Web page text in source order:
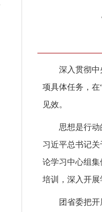
深入贯彻
项具体任务，
见效。
思想是行
习近平总书记
论学习中心组
培训，深入开展
团省委把